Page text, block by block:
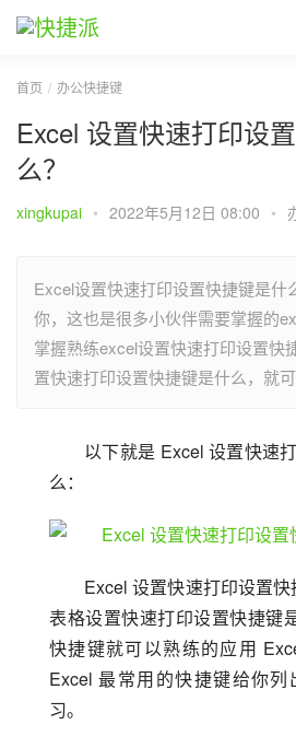
首页 办公快捷键
Excel 设置快速打印设
么？
xingkupai • 2022年5月12日 08:00 •
Excel设置快速打印设置快捷键是什
你，这也是很多小伙伴需要掌握的
掌握熟练excel设置快速打印设置快
置快速打印设置快捷键是什么，就可
以下就是 Excel 设置快速
么：
Excel 设置快速打印设置
表格设置快速打印设置快捷键
快捷键就可以熟练的应用
Excel 最常用的快捷键给你
习。